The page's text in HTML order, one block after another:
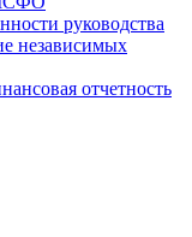
руководства
независимых
отчетность